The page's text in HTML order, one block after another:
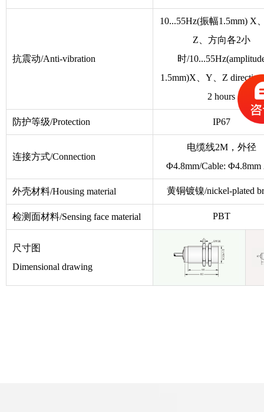
抗震动/Anti-vibration
10...55Hz(振幅1.5mm) X
Z、方向各2小
时/
1.5mm)X、Y、Z direction
2 hours
防护等级/Protection IP67
连接方式/Connection
电缆线2M，外径
Φ4.8mm/Cable: Φ4.8mm
外壳材料/Housing material 黄铜镀镍/nickel-plated
检测面材料/Sensing face material PBT
尺寸图
Dimensional drawing